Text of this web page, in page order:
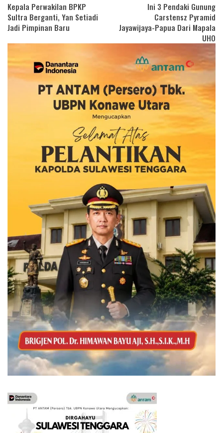
Kepala Perwakilan BPKP
Sultra Berganti, Yan Setiadi
Jadi Pimpinan Baru
Ini 3 Pendaki Gunung
Carstensz Pyramid
Jayawijaya-Papua Dari Mapala
UHO